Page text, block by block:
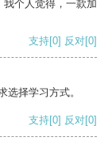
个人觉得，一款加
支持[0] 反对[0]
选择学习方式。
支持[0] 反对[0]